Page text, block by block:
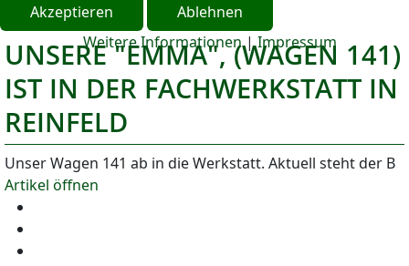
06/03/2026
UNSERE "EMMA", (WAGEN 141)
IST IN DER FACHWERKSTATT IN
REINFELD
Unser Wagen 141 ab in die Werkstatt. Aktuell steht der B
Artikel öffnen
Akzeptieren
Ablehnen
Weitere Informationen|Impressum